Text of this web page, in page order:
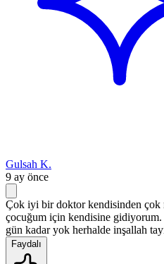
Gulsah K.
9 ay önce
Çok iyi bir doktor kendisinden çok
çocuğum için kendisine gidiyorum.
gün kadar yok herhalde inşallah
Faydalı